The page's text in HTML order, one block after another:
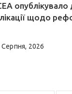
опублікувало
щодо
Серпня, 2026